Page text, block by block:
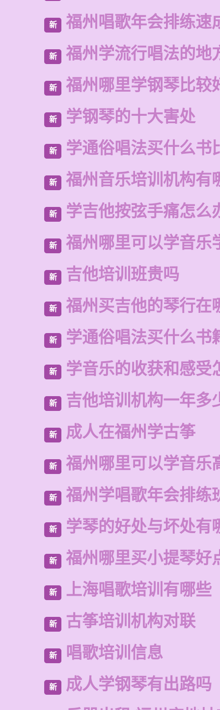
新 福州唱歌年会排练速
新 福州学流行唱法的地
新 福州哪里学钢琴比较
新 学钢琴的十大害处
新 学通俗唱法买什么书
新 福州音乐培训机构有
新 学吉他按弦手痛怎么
新 福州哪里可以学音乐
新 吉他培训班贵吗
新 福州买吉他的琴行在
新 学通俗唱法买什么书
新 学音乐的收获和感受
新 吉他培训机构一年多
新 成人在福州学古筝
新 福州哪里可以学音乐
新 福州学唱歌年会排练
新 学琴的好处与坏处有
新 福州哪里买小提琴好
新 上海唱歌培训有哪些
新 古筝培训机构对联
新 唱歌培训信息
新
成人学钢琴有出路吗